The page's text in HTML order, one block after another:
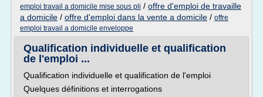
emploi travail a domicile mise sous pli / offre d'emploi de travaille
a domicile / offre d'emploi dans la vente a domicile / offre
emploi travail a domicile enveloppe
Qualification individuelle et qualification
de l'emploi ...
Qualification individuelle et qualification de l'emploi
Quelques définitions et interrogations